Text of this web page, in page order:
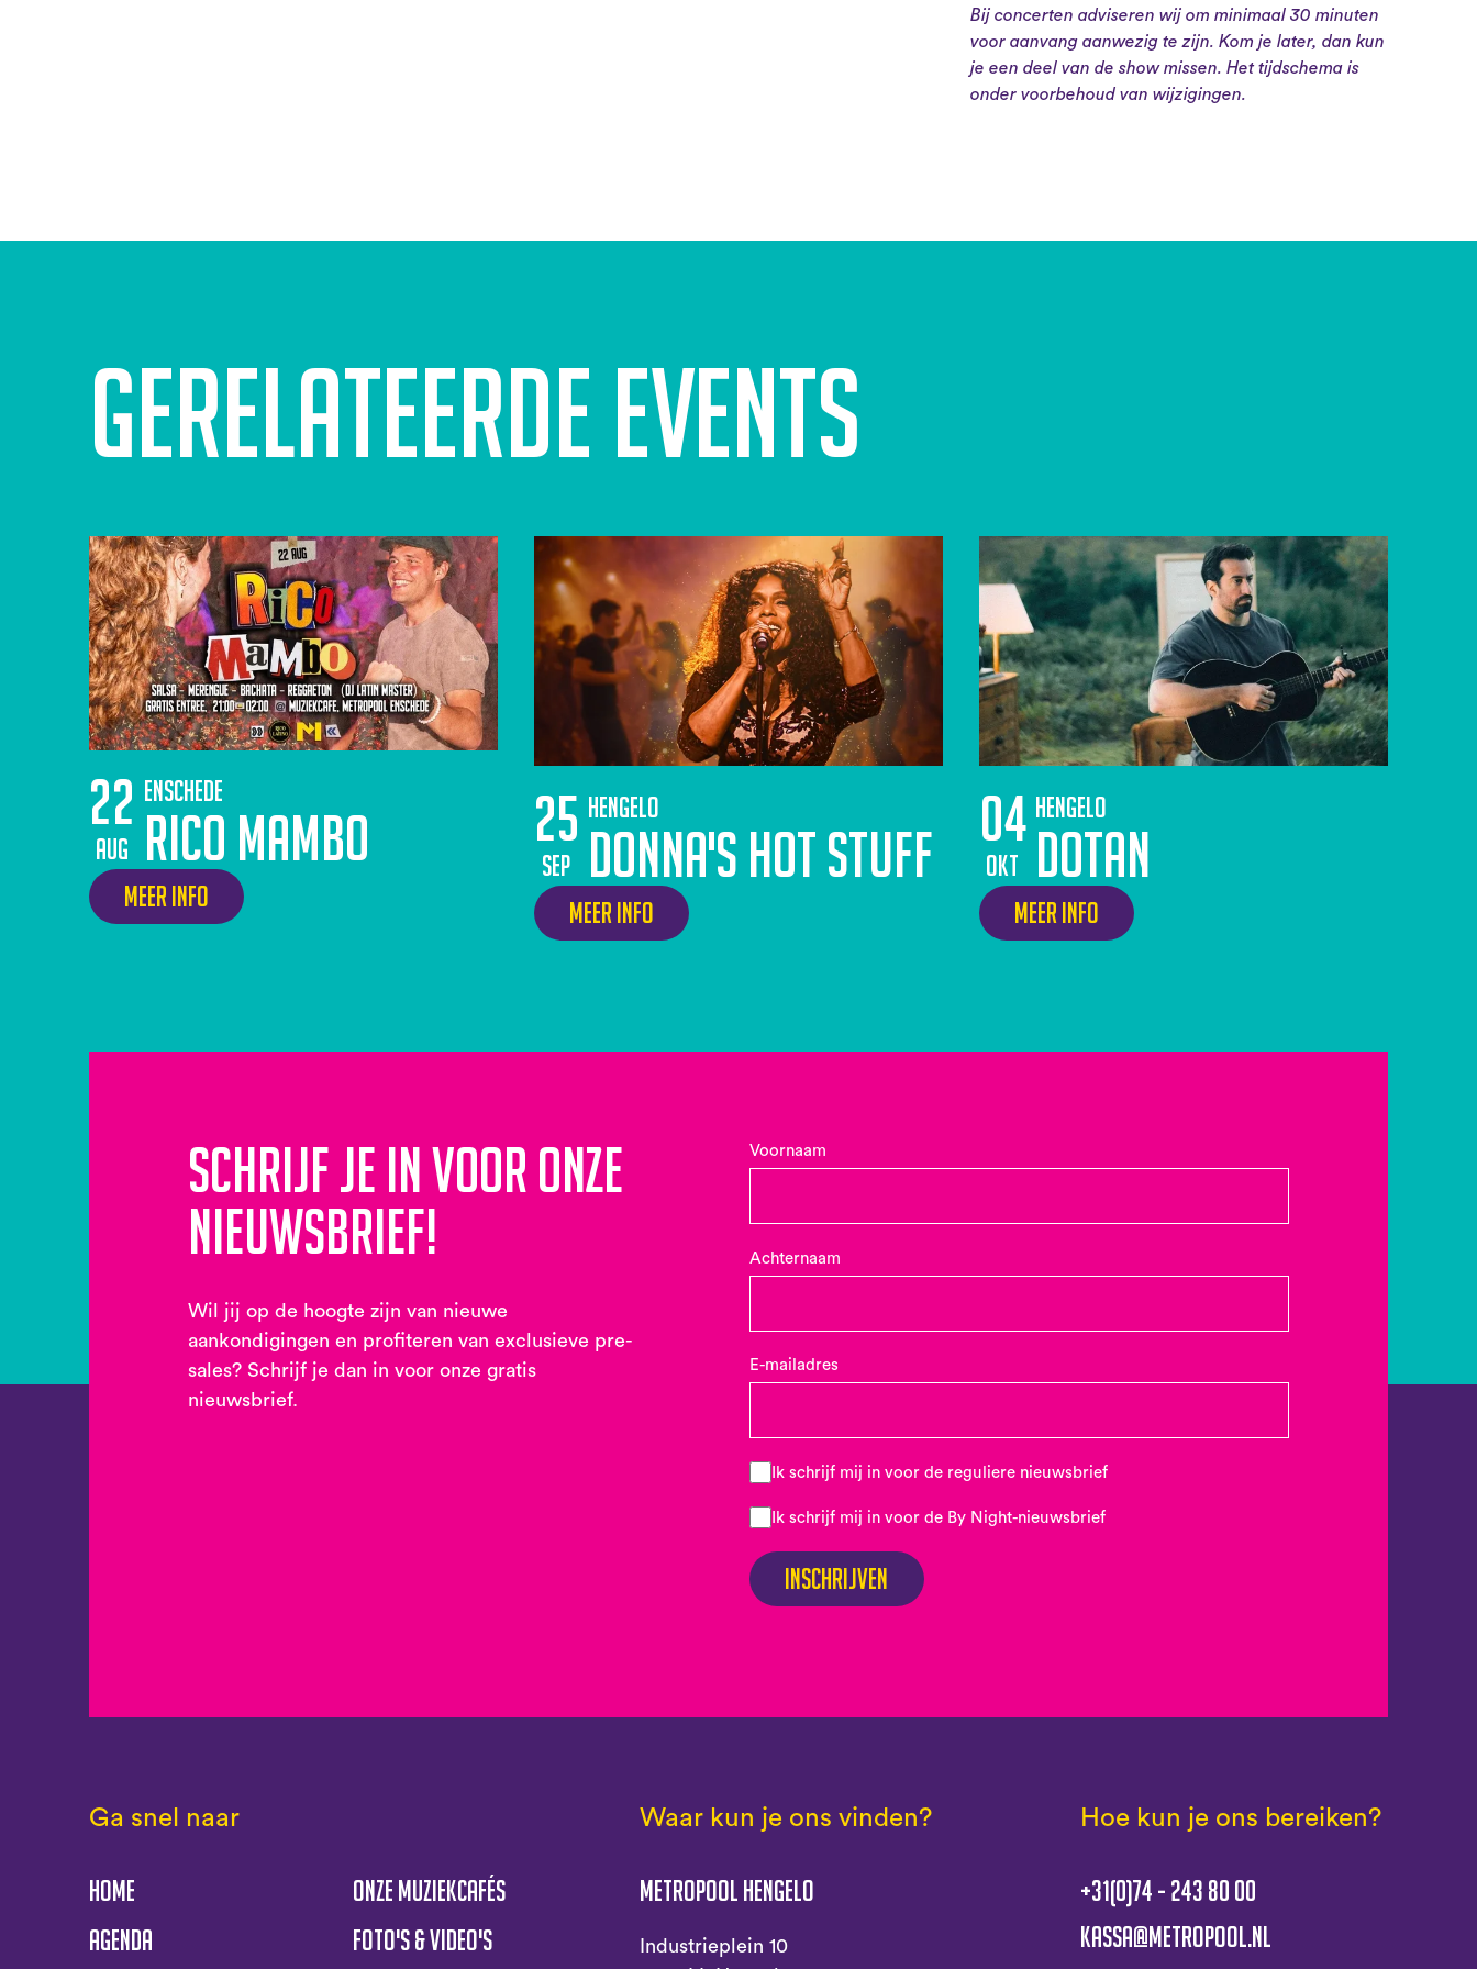
Bij concerten adviseren wij om minimaal 30 minuten
voor aanvang aanwezig te zijn. Kom je later, dan kun
je een deel van de show missen. Het tijdschema is
onder voorbehoud van wijzigingen.
Gerelateerde events
22
aug
Enschede
Rico Mambo
Meer info
25
sep
Hengelo
Donna's Hot Stuff
Meer info
04
okt
Hengelo
Dotan
Meer info
Schrijf je in voor onze
nieuwsbrief!
Wil jij op de hoogte zijn van nieuwe
aankondigingen en profiteren van exclusieve pre-
sales? Schrijf je dan in voor onze gratis
nieuwsbrief.
Voornaam
Achternaam
E-mailadres
Ik schrijf mij in voor de reguliere nieuwsbrief
Ik schrijf mij in voor de By Night-nieuwsbrief
Inschrijven
Ga snel naar
Home
Agenda
Onze muziekcafés
Foto's & Video's
Waar kun je ons vinden?
Metropool Hengelo
Industrieplein 10
Hoe kun je ons bereiken?
+31(0)74 - 243 80 00
kassa@metropool.nl